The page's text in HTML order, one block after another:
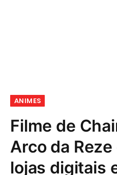
ANIMES
Filme de
Arco da
lojas digitais